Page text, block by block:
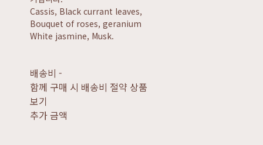
Cassis, Black currant leaves,
Bouquet of roses, geranium
White jasmine, Musk.
배송비-
함께 구매 시 배송비 절약 상품
보기
추가 금액